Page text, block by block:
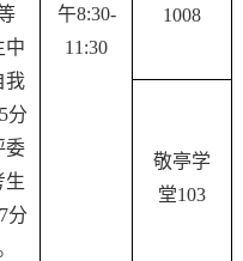
中
我
分
委
生
分
午8:30-
11:30
1008
敬亭学
堂103